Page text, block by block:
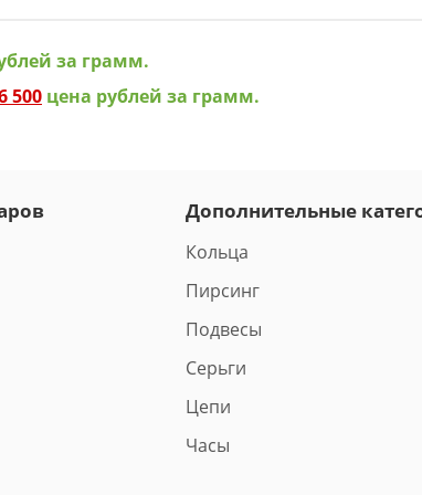
за грамм.
500 цена рублей за грамм.
Дополнительные
Кольца
Пирсинг
Подвесы
Серьги
Цепи
Часы